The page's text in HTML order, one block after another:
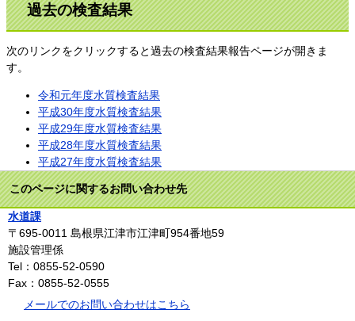
過去の検査結果
次のリンクをクリックすると過去の検査結果報告ページが開きま
す。
令和元年度水質検査結果
平成30年度水質検査結果
平成29年度水質検査結果
平成28年度水質検査結果
平成27年度水質検査結果
このページに関するお問い合わせ先
水道課
〒695-0011 島根県江津市江津町954番地59
施設管理係
Tel：0855-52-0590
Fax：0855-52-0555
メールでのお問い合わせはこちら